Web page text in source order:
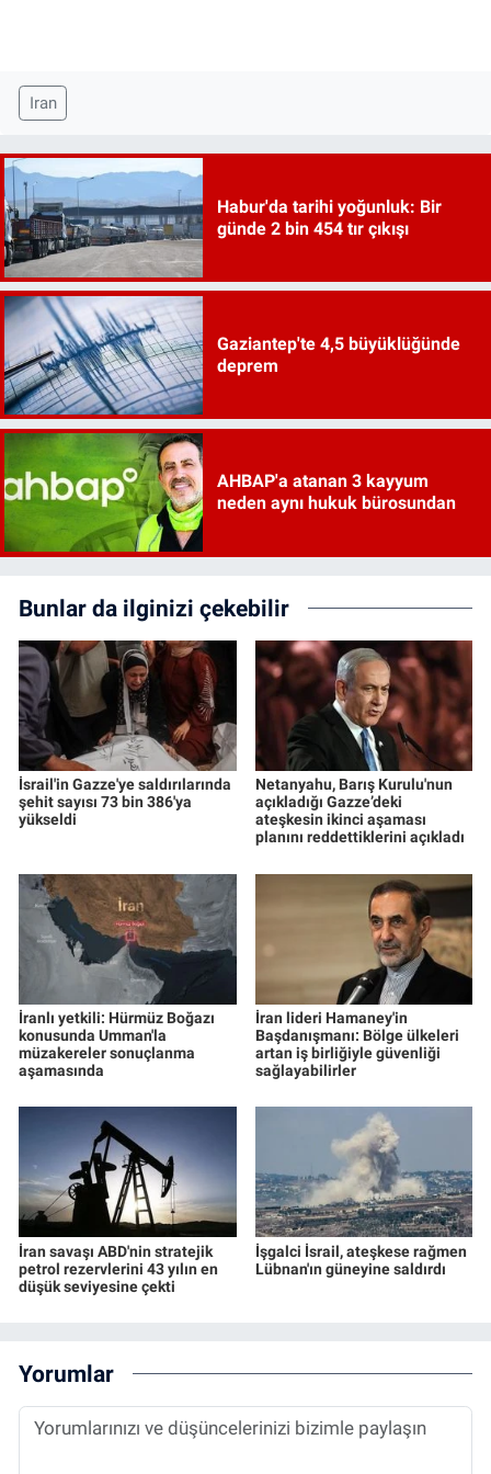
Iran
Habur'da tarihi yoğunluk: Bir
günde 2 bin 454 tır çıkışı
Gaziantep'te 4,5 büyüklüğünde
deprem
AHBAP'a atanan 3 kayyum
neden aynı hukuk bürosundan
Bunlar da ilginizi çekebilir
İsrail'in Gazze'ye saldırılarında
şehit sayısı 73 bin 386'ya
yükseldi
Netanyahu, Barış Kurulu'nun
açıkladığı Gazze’deki
ateşkesin ikinci aşaması
planını reddettiklerini açıkladı
İranlı yetkili: Hürmüz Boğazı
konusunda Umman'la
müzakereler sonuçlanma
aşamasında
İran lideri Hamaney'in
Başdanışmanı: Bölge ülkeleri
artan iş birliğiyle güvenliği
sağlayabilirler
İran savaşı ABD'nin stratejik
petrol rezervlerini 43 yılın en
düşük seviyesine çekti
İşgalci İsrail, ateşkese rağmen
Lübnan'ın güneyine saldırdı
Yorumlar